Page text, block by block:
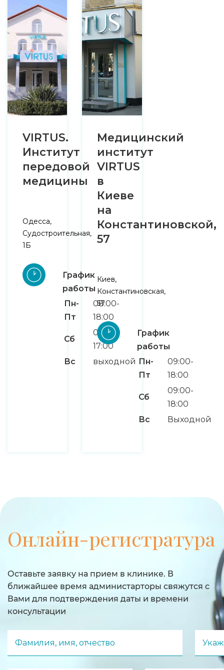
VIRTUS.
Институт
передовой
медицины
Одесса,
Судостроительная,
1Б
График
работы
Пн-
Пт
08:00-
18:00
Сб
09:00-
17:00
Вс
выходной
Медицинский
институт
VIRTUS
в
Киеве
на
Константиновской,
57
Киев,
Константиновская,
57
График
работы
Пн-
Пт
09:00-
18:00
Сб
09:00-
18:00
Вс
Выходной
Онлайн-регистратура
Оставьте заявку на прием в клинике. В
ближайшее время администарторы свяжутся с
Вами для подтверждения даты и времени
консультации
Фамилия, имя, отчество